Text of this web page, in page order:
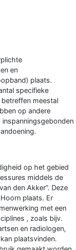
en
plaats.
specifieke
meestal
op andere
op het gebied
middels de
den Akker”. Deze
plaats. Er
met een
, zoals bijv.
en radiologen,
plaatsvinden.